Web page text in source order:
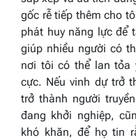
gốc rễ tiếp thêm cho
phát huy năng lực để
giúp nhiều người có
nơi tôi có thể lan tỏa
cực. Nếu vinh dự trở
trở thành người
đang khởi nghiệp,
khó khăn, để họ tin